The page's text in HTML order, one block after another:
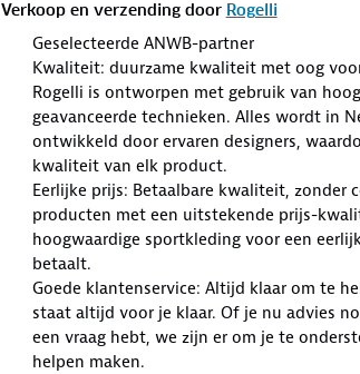
Verkoop en verzending door Rogelli
Geselecteerde ANWB-partner
Kwaliteit: duurzame kwaliteit met oog
Rogelli is ontworpen met gebruik van
geavanceerde technieken. Alles wordt in
ontwikkeld door ervaren designers,
kwaliteit van elk product.
Eerlijke prijs: Betaalbare kwaliteit, zonder
producten met een uitstekende prijs-
hoogwaardige sportkleding voor een
betaalt.
Goede klantenservice: Altijd klaar om te
staat altijd voor je klaar. Of je nu advies
een vraag hebt, we zijn er om je te
helpen maken.